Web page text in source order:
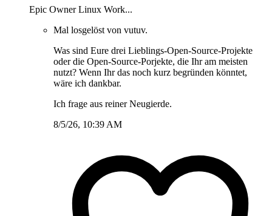
Epic Owner Linux Work...
Mal losgelöst von vutuv.
Was sind Eure drei Lieblings-Open-Source-Projekte
oder die Open-Source-Porjekte, die Ihr am meisten
nutzt? Wenn Ihr das noch kurz begründen könntet,
wäre ich dankbar.
Ich frage aus reiner Neugierde.
8/5/26, 10:39 AM